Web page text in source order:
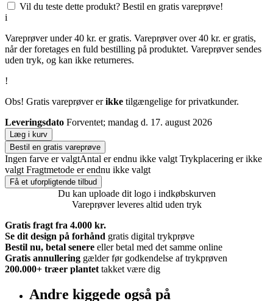
Vil du teste dette produkt? Bestil en gratis vareprøve!
i
Vareprøver under 40 kr. er gratis. Vareprøver over 40 kr. er gratis,
når der foretages en fuld bestilling på produktet. Vareprøver sendes
uden tryk, og kan ikke returneres.
!
Obs! Gratis vareprøver erikke tilgængelige for privatkunder.
Leveringsdato Forventet; mandag d. 17. august 2026
Læg i kurv
Bestil en gratis vareprøve
Ingen farve er valgtAntal er endnu ikke valgt Trykplacering er ikke
valgt Fragtmetode er endnu ikke valgt
Få et uforpligtende tilbud
Du kan uploade dit logo i indkøbskurven
Vareprøver leveres altid uden tryk
Gratis fragt fra 4.000 kr.
Se dit design på forhånd gratis digital trykprøve
Bestil nu, betal senere eller betal med det samme online
Gratis annullering gælder før godkendelse af trykprøven
200.000+ træer plantet takket være dig
Andre kiggede også på